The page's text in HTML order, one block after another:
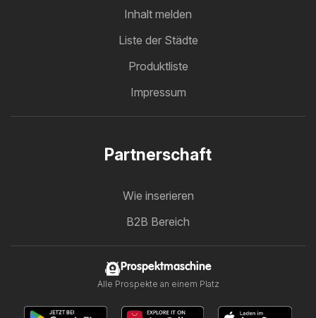
Inhalt melden
Liste der Städte
Produktliste
Impressum
Partnerschaft
Wie inserieren
B2B Bereich
Prospektmaschine
Alle Prospekte an einem Platz